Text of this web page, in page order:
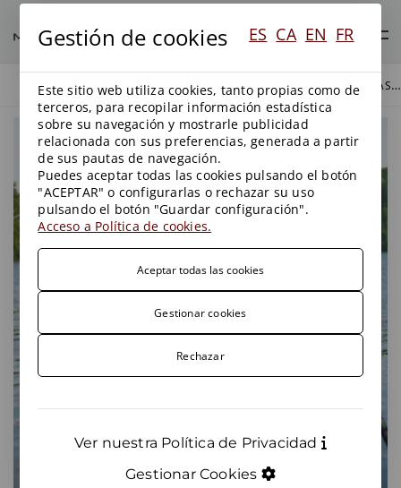
BLOG AGUAS PREVISIONES INTRODUCIDAS POR EL DECRETO 190/2025, DE 9 DE SEPTIEMBRE, DE ORDENACIÓN SOSTENIBLE DE LA PESCA EN AGUAS CONTINENTALES PARA LOS APROVECHAMIENTOS HIDRÁULICOS
Gestión de cookies ES CA EN FR
Este sitio web utiliza cookies, tanto propias como de
terceros, para recopilar información estadística
sobre su navegación y mostrarle publicidad
relacionada con sus preferencias, generada a partir
de sus pautas de navegación.
Puedes aceptar todas las cookies pulsando el botón
"ACEPTAR" o configurarlas o rechazar su uso
pulsando el botón "Guardar configuración".
Acceso a Política de cookies.
Aceptar todas las cookies
Gestionar cookies
Rechazar
Ver nuestra Política de Privacidad
Gestionar Cookies